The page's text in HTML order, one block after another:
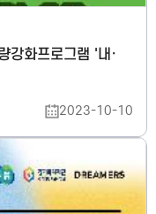
강화프로그램 '내·
2023-10-10